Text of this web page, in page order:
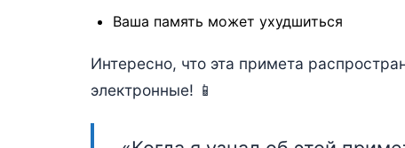
Ваша память может ухудшиться
Интересно, что эта примета
электронные! 📱